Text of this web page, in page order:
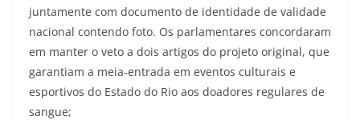
juntamente com documento de identidade de validade
nacional contendo foto. Os parlamentares concordaram
em manter o veto a dois artigos do projeto original, que
garantiam a meia-entrada em eventos culturais e
esportivos do Estado do Rio aos doadores regulares de
sangue;